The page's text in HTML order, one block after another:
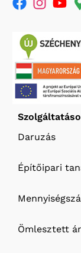
Daruzás
Építőipari
Ömlesztett